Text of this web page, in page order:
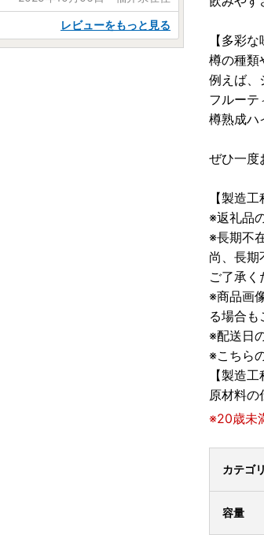
【多彩な
樽の種類
例えば、
フルーテ
樽熟成ハ
ぜひ一度
【製造工
※返礼品
※長期不
尚、長期
ご了承く
※商品画
る場合も
※配送日
※こちら
【製造工
原材料の
※20歳未
カテゴリ
容量
レビューをもっと見る